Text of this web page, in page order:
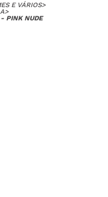
E VÁRIOS>
>
PINK NUDE